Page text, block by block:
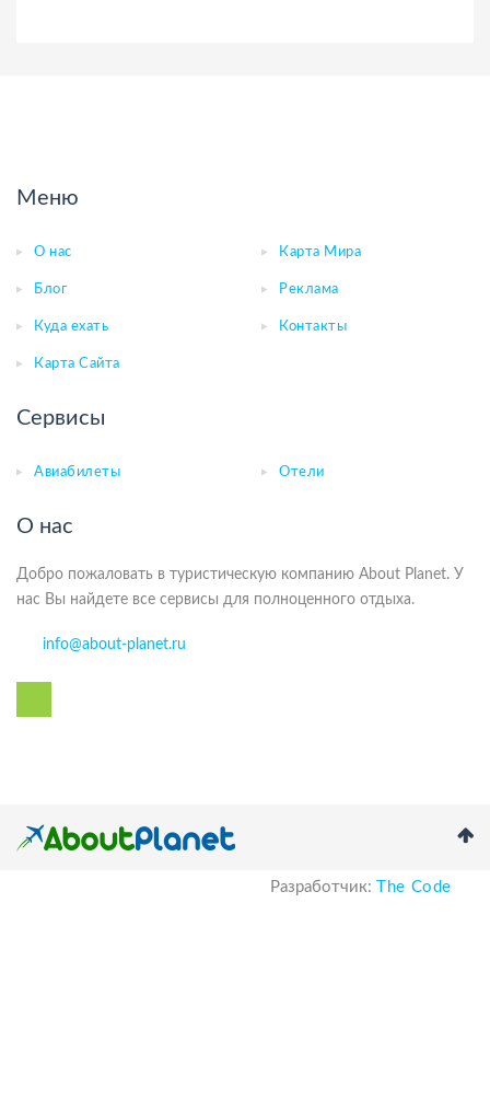
Меню
О нас Карта Мира
Блог Реклама
Куда ехать Контакты
Карта Сайта
Сервисы
Авиабилеты Отели
О нас
Добро пожаловать в туристическую компанию About Planet. У
нас Вы найдете все сервисы для полноценного отдыха.
info@about-planet.ru
Разработчик: The Code